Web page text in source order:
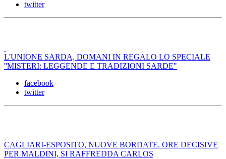
twitter
L'UNIONE SARDA, DOMANI IN REGALO LO SPECIALE
''MISTERI: LEGGENDE E TRADIZIONI SARDE"
facebook
twitter
CAGLIARI-ESPOSITO, NUOVE BORDATE. ORE DECISIVE
PER MALDINI, SI RAFFREDDA CARLOS